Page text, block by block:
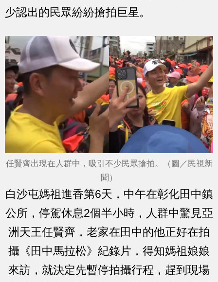
少認出的民眾紛紛搶拍巨星。
任賢齊出現在人群中，吸引不少民眾搶拍。（圖／民視新
聞）
白沙屯媽祖進香第6天，中午在彰化田中鎮
公所，停駕休息2個半小時，人群中驚見亞
洲天王任賢齊，老家在田中的他正好在拍
攝《田中馬拉松》紀錄片，得知媽祖娘娘
來訪，就決定先暫停拍攝行程，趕到現場